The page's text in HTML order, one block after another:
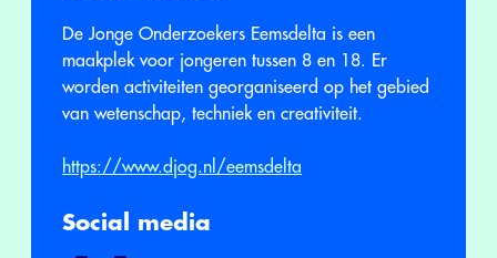
De Jonge Onderzoekers Eemsdelta is een
maakplek voor jongeren tussen 8 en 18. Er
worden activiteiten georganiseerd op het gebied
van wetenschap, techniek en creativiteit.
https://www.djog.nl/eemsdelta
Social media